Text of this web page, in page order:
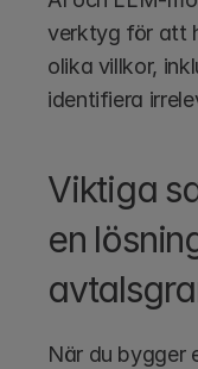
verktyg för att
olika villkor,
identifiera
Viktiga
en
När du bygger